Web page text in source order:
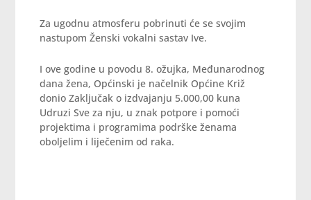
Za ugodnu atmosferu pobrinuti će se svojim
nastupom Ženski vokalni sastav Ive.
I ove godine u povodu 8. ožujka, Međunarodnog
dana žena, Općinski je načelnik Općine Križ
donio Zaključak o izdvajanju 5.000,00 kuna
Udruzi Sve za nju, u znak potpore i pomoći
projektima i programima podrške ženama
oboljelim i liječenim od raka.